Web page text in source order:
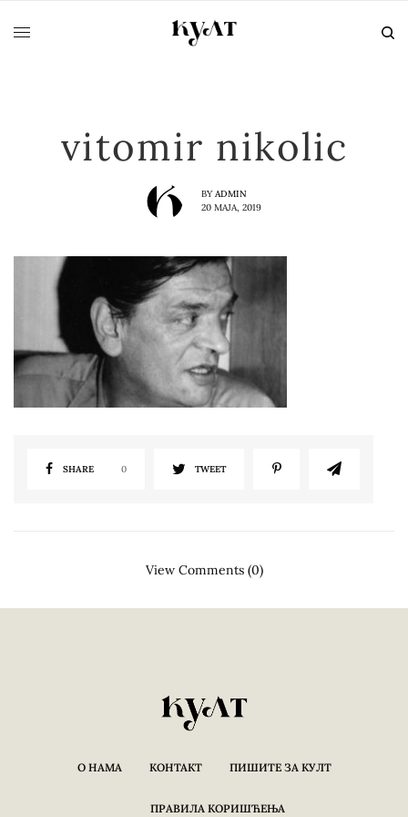
vitomir nikolic
BY ADMIN
20 МАЈА, 2019
SHARE 0 TWEET
View Comments (0)
О НАМА КОНТАКТ ПИШИТЕ ЗА КУЛТ
ПРАВИЛА КОРИШЋЕЊА